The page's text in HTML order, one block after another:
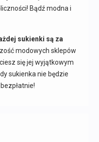
Bądź modna i
sukienki są za
modowych sklepów
się jej wyjątkowym
sukienka nie będzie